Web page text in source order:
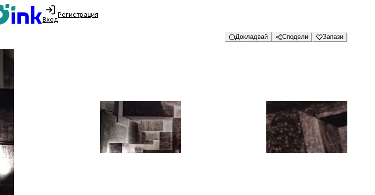
Вход
Регистрация
Докладвай Сподели Запази